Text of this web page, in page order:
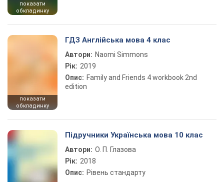
показати
обкладинку
показати
обкладинку
ГДЗ Англійська мова 4 клас
Автори: Naomi Simmons
Рік: 2019
Опис: Family and Friends 4 workbook 2nd
edition
Підручники Українська мова 10 клас
Автори: О. П. Глазова
Рік: 2018
Опис: Рівень стандарту